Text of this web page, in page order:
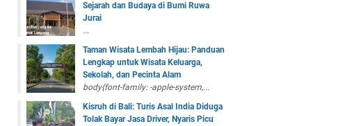
Sejarah dan Budaya di Bumi Ruwa
Jurai
...
Taman Wisata Lembah Hijau: Panduan
Lengkap untuk Wisata Keluarga,
Sekolah, dan Pecinta Alam
body{font-family: -apple-system,...
Kisruh di Bali: Turis Asal India Diduga
Tolak Bayar Jasa Driver, Nyaris Picu